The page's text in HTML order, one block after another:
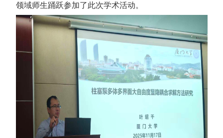
领域师生踊跃参加了此次学术活动。